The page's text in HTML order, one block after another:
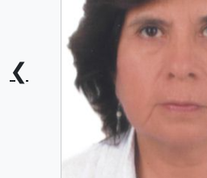
❮